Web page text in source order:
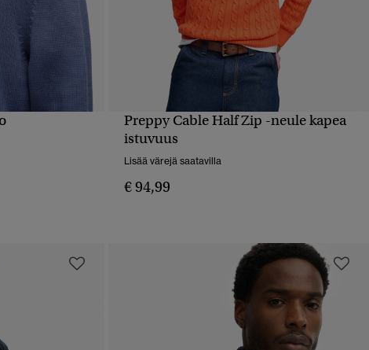
PIKAKATSELU
Preppy Cable Half Zip -neule kapea
istuvuus
Lisää värejä saatavilla
€ 94,99